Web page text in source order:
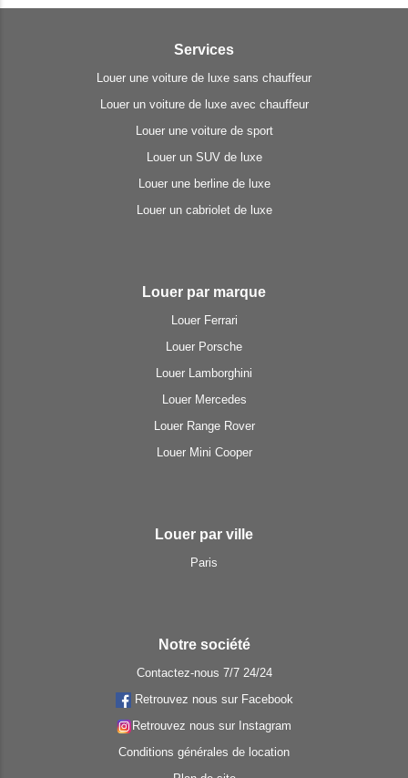
Services
Louer une voiture de luxe sans chauffeur
Louer un voiture de luxe avec chauffeur
Louer une voiture de sport
Louer un SUV de luxe
Louer une berline de luxe
Louer un cabriolet de luxe
Louer par marque
Louer Ferrari
Louer Porsche
Louer Lamborghini
Louer Mercedes
Louer Range Rover
Louer Mini Cooper
Louer par ville
Paris
Notre société
Contactez-nous 7/7 24/24
Retrouvez nous sur Facebook
Retrouvez nous sur Instagram
Conditions générales de location